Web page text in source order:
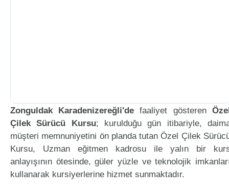
Zonguldak Karadenizereğli'de faaliyet gösteren
Çilek Sürücü Kursu; kurulduğu gün itibariyle,
müşteri memnuniyetini ön planda tutan Özel Çilek
Kursu, Uzman eğitmen kadrosu ile yalın bir
anlayışının ötesinde, güler yüzle ve teknolojik
kullanarak kursiyerlerine hizmet sunmaktadır.